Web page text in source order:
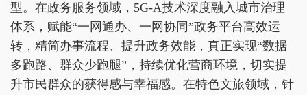
型。在政务服务领域，5G-A技术深度融入城市治理
体系，赋能“一网通办、一网协同”政务平台高效运
转，精简办事流程、提升政务效能，真正实现“数据
多跑路、群众少跑腿”，持续优化营商环境，切实提
升市民群众的获得感与幸福感。在特色文旅领域，针